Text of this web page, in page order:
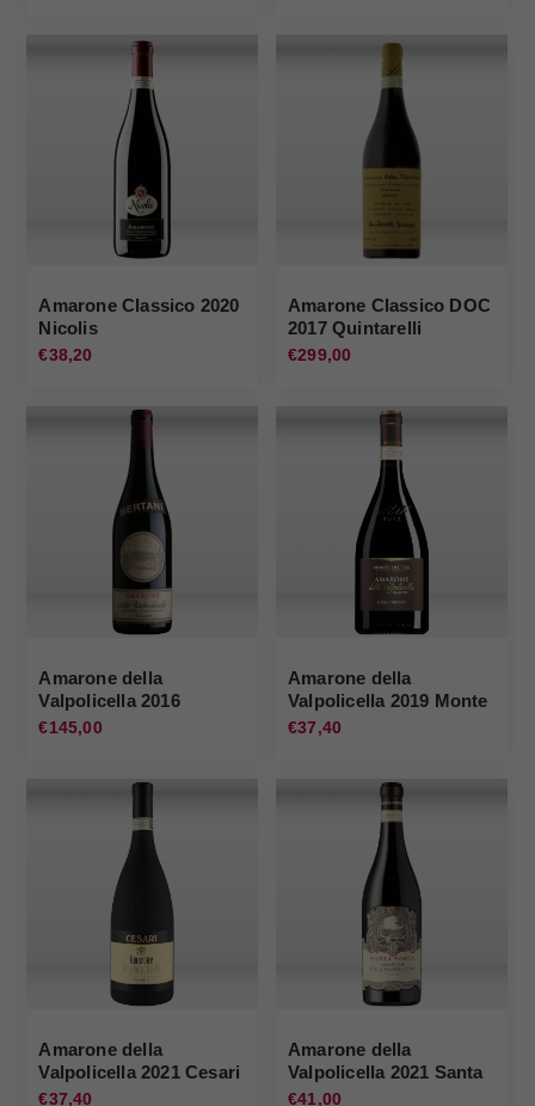
Amarone Classico 2020
Nicolis
€38,20
Amarone Classico DOC
2017 Quintarelli
€299,00
Amarone della
Valpolicella 2016
Bertani
€145,00
Amarone della
Valpolicella 2019 Monte
del Fra'
€37,40
Amarone della
Valpolicella 2021 Cesari
€37,40
Amarone della
Valpolicella 2021 Santa
Sofia
€41,00